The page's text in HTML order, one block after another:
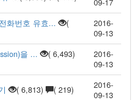
09-17
화번호 유효...
(
2016-
09-13
을 ...
( 6,493)
2016-
09-13
( 6,813) ( 219)
2016-
09-13